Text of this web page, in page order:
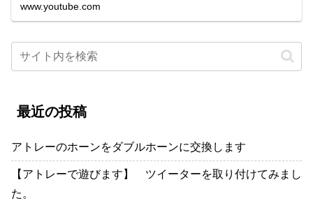
www.youtube.com
最近の投稿
アトレーのホーンをダブルホーンに交換します
【アトレーで遊びます】 ツイーターを取り付けてみまし
た。